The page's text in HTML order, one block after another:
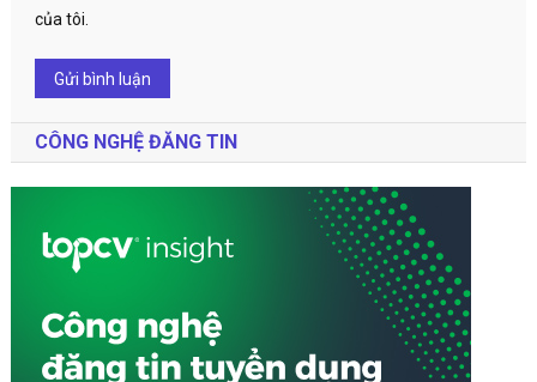
của tôi.
CÔNG NGHỆ ĐĂNG TIN